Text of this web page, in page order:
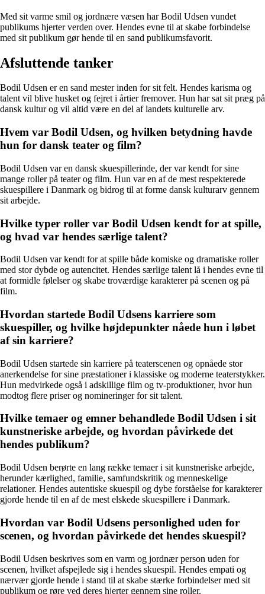
Med sit varme smil og jordnære væsen har Bodil Udsen vundet
publikums hjerter verden over. Hendes evne til at skabe forbindelse
med sit publikum gør hende til en sand publikumsfavorit.
Afsluttende tanker
Bodil Udsen er en sand mester inden for sit felt. Hendes karisma og
talent vil blive husket og fejret i årtier fremover. Hun har sat sit præg på
dansk kultur og vil altid være en del af landets kulturelle arv.
Hvem var Bodil Udsen, og hvilken betydning havde
hun for dansk teater og film?
Bodil Udsen var en dansk skuespillerinde, der var kendt for sine
mange roller på teater og film. Hun var en af de mest respekterede
skuespillere i Danmark og bidrog til at forme dansk kulturarv gennem
sit arbejde.
Hvilke typer roller var Bodil Udsen kendt for at spille,
og hvad var hendes særlige talent?
Bodil Udsen var kendt for at spille både komiske og dramatiske roller
med stor dybde og autencitet. Hendes særlige talent lå i hendes evne til
at formidle følelser og skabe troværdige karakterer på scenen og på
film.
Hvordan startede Bodil Udsens karriere som
skuespiller, og hvilke højdepunkter nåede hun i løbet
af sin karriere?
Bodil Udsen startede sin karriere på teaterscenen og opnåede stor
anerkendelse for sine præstationer i klassiske og moderne teaterstykker.
Hun medvirkede også i adskillige film og tv-produktioner, hvor hun
modtog flere priser og nomineringer for sit talent.
Hvilke temaer og emner behandlede Bodil Udsen i sit
kunstneriske arbejde, og hvordan påvirkede det
hendes publikum?
Bodil Udsen berørte en lang række temaer i sit kunstneriske arbejde,
herunder kærlighed, familie, samfundskritik og menneskelige
relationer. Hendes autentiske skuespil og dybe forståelse for karakterer
gjorde hende til en af de mest elskede skuespillere i Danmark.
Hvordan var Bodil Udsens personlighed uden for
scenen, og hvordan påvirkede det hendes skuespil?
Bodil Udsen beskrives som en varm og jordnær person uden for
scenen, hvilket afspejlede sig i hendes skuespil. Hendes empati og
nærvær gjorde hende i stand til at skabe stærke forbindelser med sit
publikum og røre ved deres hjerter gennem sine roller.